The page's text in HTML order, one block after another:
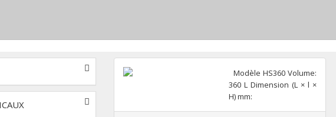
Modèle HS360 Volume:
360 L Dimension (L × l ×
H) mm: